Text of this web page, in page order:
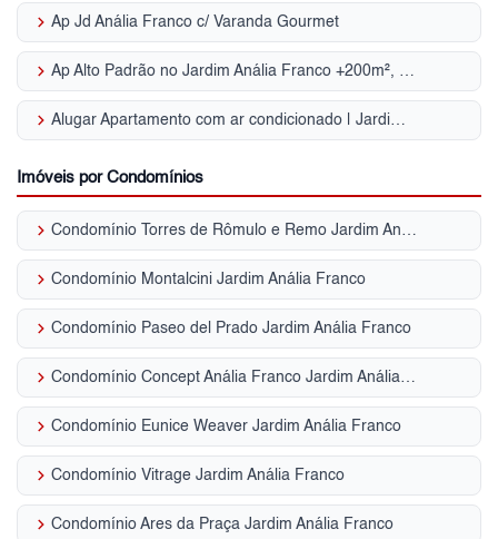
keyboard_arrow_right Ap Jd Anália Franco c/ Varanda Gourmet
keyboard_arrow_right Ap Alto Padrão no Jardim Anália Franco +200m², 4 Dts.
keyboard_arrow_right Alugar Apartamento com ar condicionado | Jardim Anália Franco
Imóveis por Condomínios
keyboard_arrow_right Condomínio Torres de Rômulo e Remo Jardim Anália Franco
keyboard_arrow_right Condomínio Montalcini Jardim Anália Franco
keyboard_arrow_right Condomínio Paseo del Prado Jardim Anália Franco
keyboard_arrow_right Condomínio Concept Anália Franco Jardim Anália Franco
keyboard_arrow_right Condomínio Eunice Weaver Jardim Anália Franco
keyboard_arrow_right Condomínio Vitrage Jardim Anália Franco
keyboard_arrow_right Condomínio Ares da Praça Jardim Anália Franco